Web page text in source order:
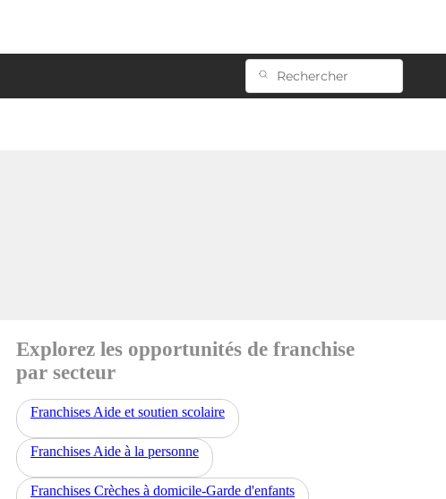
Explorez les opportunités de franchise
par secteur
Franchises Aide et soutien scolaire
Franchises Aide à la personne
Franchises Crèches à domicile-Garde d'enfants